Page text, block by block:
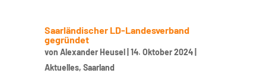
Saarländischer LD-Landesverband
gegründet
von Alexander Heusel| 14. Oktober 2024|
Aktuelles, Saarland